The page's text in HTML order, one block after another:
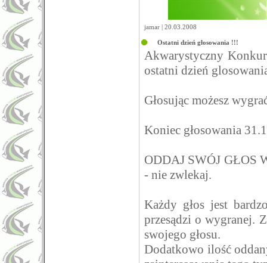
jamar | 20.03.2008
Ostatni dzień głosowania !!!
Akwarystyczny
ostatni dzień
Głosując możesz
Koniec głosowania
ODDAJ SWÓJ GŁOS
- nie zwlekaj.
Każdy głos jest
przesądzi o wygranej.
swojego głosu.
Dodatkowo ilość